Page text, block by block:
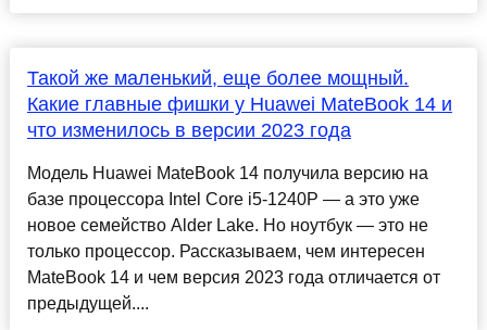
Такой же маленький, еще более мощный.
Какие главные фишки у Huawei MateBook 14 и
что изменилось в версии 2023 года
Модель Huawei MateBook 14 получила версию на
базе процессора Intel Core i5-1240P — а это уже
новое семейство Alder Lake. Но ноутбук — это не
только процессор. Рассказываем, чем интересен
MateBook 14 и чем версия 2023 года отличается от
предыдущей....